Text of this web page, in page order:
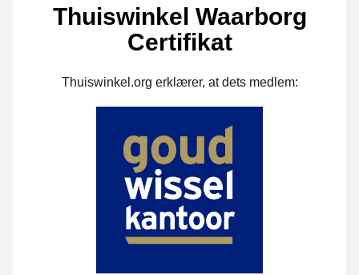
Thuiswinkel Waarborg
Certifikat
Thuiswinkel.org erklærer, at dets medlem: